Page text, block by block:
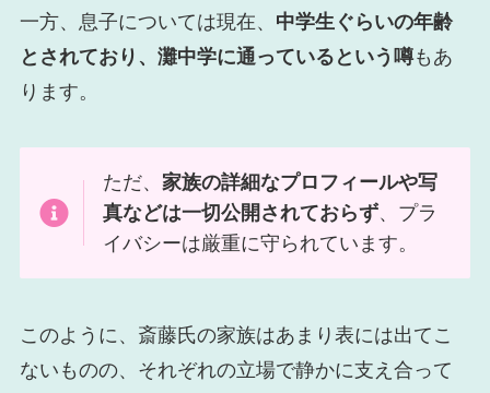
一方、息子については現在、 中学生ぐらいの年齢
とされており、灘中学に通っているという噂もあ
ります。
ただ、家族の詳細なプロフィールや写
真などは一切公開されておらず、プラ
イバシーは厳重に守られています。
このように、斎藤氏の家族はあまり表には出てこ
ないものの、それぞれの立場で静かに支え合って